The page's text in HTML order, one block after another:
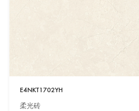
E4NKT1702YH
柔光砖